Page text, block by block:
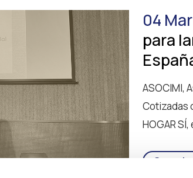
04 Mar
para
ASOCIMI,
Cotizadas
HOGAR
Seguir